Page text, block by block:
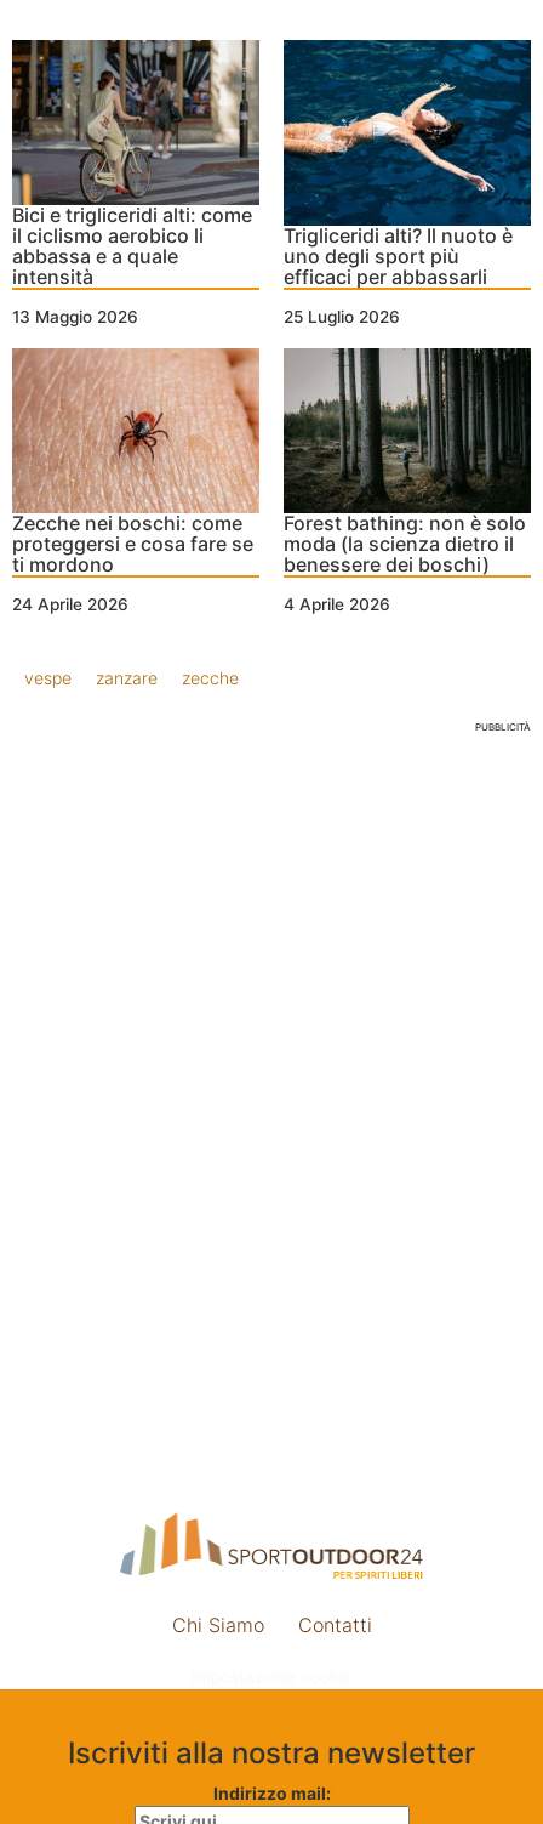
Bici e trigliceridi alti: come
il ciclismo aerobico li
abbassa e a quale
intensità
13 Maggio 2026
Trigliceridi alti? Il nuoto è
uno degli sport più
efficaci per abbassarli
25 Luglio 2026
Zecche nei boschi: come
proteggersi e cosa fare se
ti mordono
24 Aprile 2026
Forest bathing: non è solo
moda (la scienza dietro il
benessere dei boschi)
4 Aprile 2026
vespe zanzare zecche
PUBBLICITÀ
Chi Siamo Contatti
Iscriviti alla nostra newsletter
Indirizzo mail: